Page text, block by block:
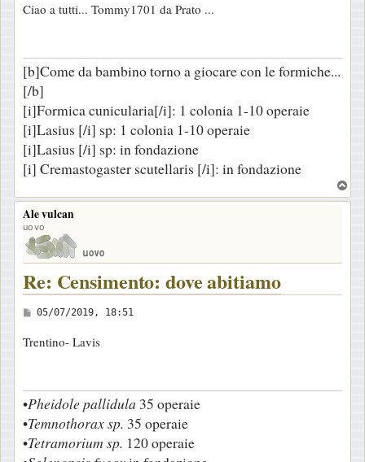
s
a
g
g
i
o
Ciao a tutti... Tommy1701 da Prato ...
[b]Come da bambino torno a giocare con le formiche...
[/b]
[i]Formica cunicularia[/i]: 1 colonia 1-10 operaie
[i]Lasius [/i] sp: 1 colonia 1-10 operaie
[i]Lasius [/i] sp: in fondazione
[i] Cremastogaster scutellaris [/i]: in fondazione
o
Ale vulcan
uovo
Re: Censimento: dove abitiamo
M
s
a
g
g
i
05/07/2019, 18:51
Trentino- Lavis
•Pheidole pallidula 35 operaie
•Temnothorax sp. 35 operaie
•Tetramorium sp. 120 operaie